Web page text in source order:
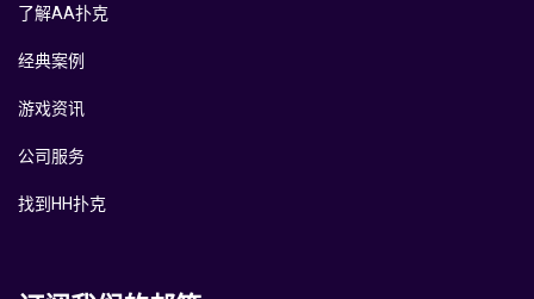
了解AA扑克
经典案例
游戏资讯
公司服务
找到HH扑克